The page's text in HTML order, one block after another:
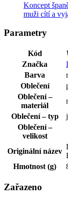
Koncept
muži cítí a
Parametry
Kód
Značka
Barva
Oblečení
Oblečení –
materiál
Oblečení – typ
Oblečení –
velikost
Originální název
Hmotnost (g)
Zařazeno